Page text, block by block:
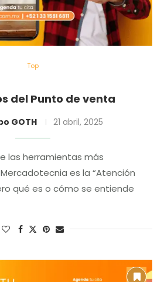
Top
del Punto de venta
GOTH 21 abril, 2025
las herramientas más
es la “Atención
qué es o cómo se entiende